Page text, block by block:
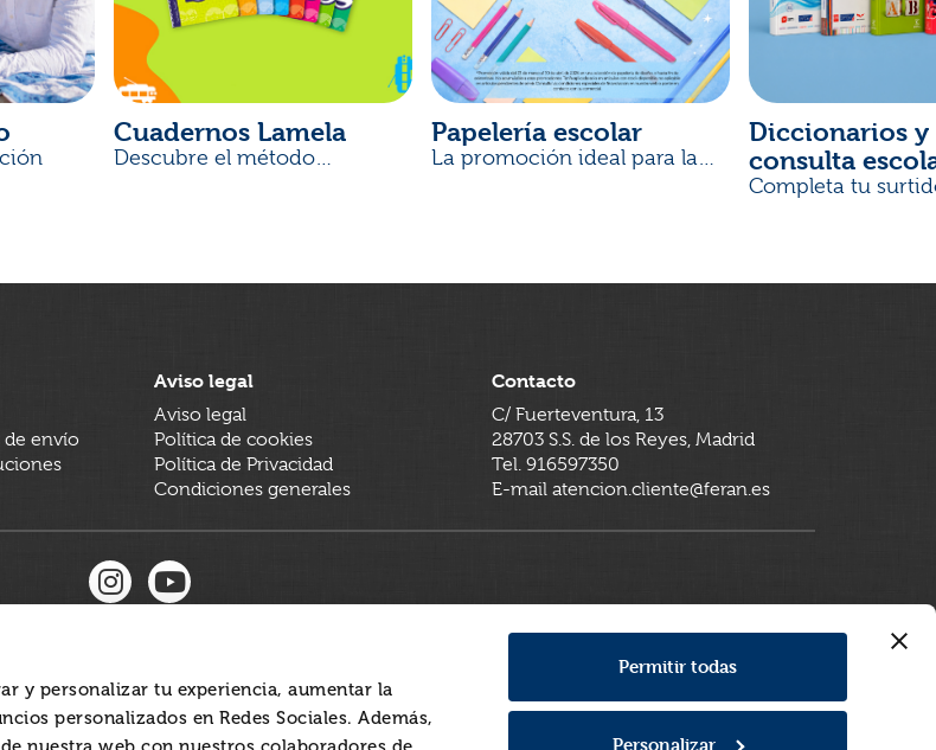
y personalizar tu experiencia, aumentar la
personalizados en Redes Sociales. Además,
Permitir todas
Personalizar
Cuadernos Lamela
Descubre el método
Papelería escolar
La promoción ideal para la
Diccionarios y
consulta
Completa tu
de envío
Aviso legal
Aviso legal
Política de cookies
Política de Privacidad
Condiciones generales
Contacto
C/ Fuerteventura, 13
28703 S.S. de los Reyes, Madrid
Tel. 916597350
E-mail atencion.cliente@feran.es